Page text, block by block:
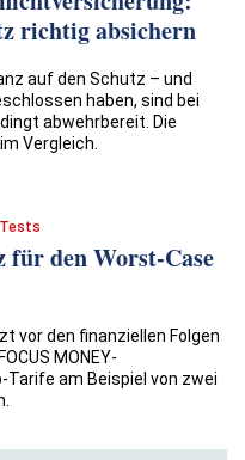
richtig absichern
auf den Schutz – und
haben, sind bei
abwehrbereit. Die
Vergleich.
für den Worst-Case
vor den finanziellen Folgen
MONEY-
am Beispiel von zwei